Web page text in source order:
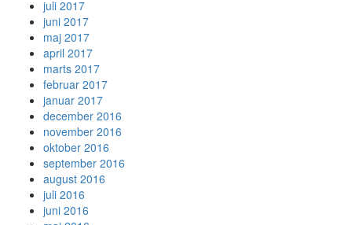
juli 2017
juni 2017
maj 2017
april 2017
marts 2017
februar 2017
januar 2017
december 2016
november 2016
oktober 2016
september 2016
august 2016
juli 2016
juni 2016